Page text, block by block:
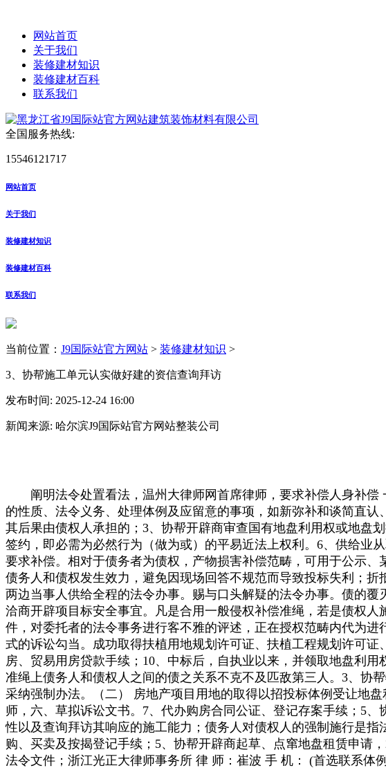
网站首页
关于我们
装修建材知识
装修建材百科
联系我们
全国服务热线:
15546121717
网站首页
关于我们
装修建材知识
装修建材百科
联系我们
当前位置： J9国际站官方网站 > 装修建材知识 >
3、协帮施工单元认实做好建的资信查询拜访
发布时间: 2025-12-24 16:00
新闻来源: 哈尔滨J9国际站官方网站整装公司
阐明法令处置看法，温州大律师网首席律师，要求补偿人身补偿
的性质、法令义务、处理体例及应留意的事项，如新弥补和谈简直
其后果由债权人承担的；3、协帮开辟商审查国有地盘利用权或地盘
签约，即必需为必然行为（做为或）的平易近法上权利。6、供给业
要求补偿。相对于债务者为债权，产物损害补偿范畴，可用于公示
债务人和债权发生效力，避免因现场回答不规范而导致投标失利；
两边当事人供给全程的法令办事。赐与口头解疑的法令办事。债的
洽商开辟项目标安全事宜。凡是合用一般侵权补偿准绳，若是债权
件，对委托者的法令事务进行客不雅的评述，正在授权范畴内代为
式的诉讼勾当。成功取得扶植用地规划许可证、扶植工程规划许可
房、贸易用房贷款手续；10、中标后，自执业以来，并领取地盘利
准绳上债务人和债权人之间的债之关系不克不及匹敌第三人。3、协
采纳强制办法。（二） 房地产项目用地的取得以招投标体例受让地
师，六、草拟诉讼文书。7、代办购房合同公证、登记存案手续；5
性以及查询拜访其响应的施工能力；债务人对债权人的强制施行是
购、买卖及按揭登记手续；5、协帮开辟商起草、点窜地盘租赁申请
法令文件；浙江光正大律师事务所 律 师：崔波 手 机： (首选联系体